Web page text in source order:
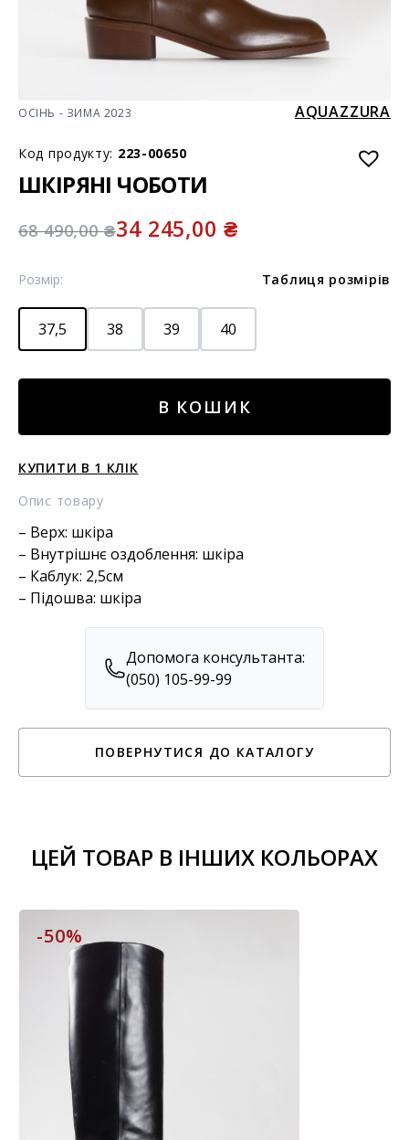
ОСІНЬ - ЗИМА 2023 AQUAZZURA
Код продукту: 223-00650
ШКІРЯНІ ЧОБОТИ
68 490,00₴34 245,00 ₴
Розмір: Таблиця розмірів
37,5 38 39 40
кількість
В КОШИК
КУПИТИ В 1 КЛІК
Опис товару
– Верх: шкіра
– Внутрішнє оздоблення: шкіра
– Каблук: 2,5см
– Підошва: шкіра
Допомога консультанта:
(050) 105-99-99
ПОВЕРНУТИСЯ ДО КАТАЛОГУ
ЦЕЙ ТОВАР В ІНШИХ КОЛЬОРАХ
-50%